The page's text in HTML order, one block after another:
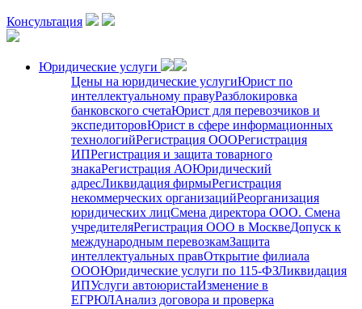
Консультация
Юридические услуги
Цены на юридические услугиЮрист по
интеллектуальному правуРазблокировка
банковского счетаЮрист для перевозчиков и
экспедиторовЮрист в сфере информационных
технологийРегистрация ОООРегистрация
ИПРегистрация и защита товарного
знакаРегистрация АОЮридический
адресЛиквидация фирмыРегистрация
некоммерческих организацийРеорганизация
юридических лицСмена директора ООО. Смена
учредителяРегистрация ООО в МосквеДопуск к
международным перевозкамЗащита
интеллектуальных правОткрытие филиала
ОООЮридические услуги по 115-ФЗЛиквидация
ИПУслуги автоюристаИзменение в
ЕГРЮЛАнализ договора и проверка